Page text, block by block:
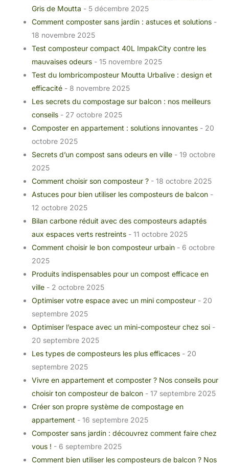
Gris de Moutta - 5 décembre 2025
Comment composter sans jardin : astuces et solutions -
18 novembre 2025
Test composteur compact 40L ImpakCity contre les
mauvaises odeurs - 15 novembre 2025
Test du lombricomposteur Moutta Urbalive : design et
efficacité - 8 novembre 2025
Les secrets du compostage sur balcon : nos meilleurs
conseils - 27 octobre 2025
Composter en appartement : solutions innovantes - 20
octobre 2025
Secrets d’un compost sans odeurs en ville - 19 octobre
2025
Comment choisir son composteur ? - 18 octobre 2025
Astuces pour bien utiliser les composteurs de balcon -
12 octobre 2025
Bilan carbone réduit avec des composteurs adaptés
aux espaces verts restreints - 11 octobre 2025
Comment choisir le bon composteur urbain - 6 octobre
2025
Produits indispensables pour un compost efficace en
ville - 2 octobre 2025
Optimiser votre espace avec un mini composteur - 20
septembre 2025
Optimiser l’espace avec un mini-composteur chez soi -
20 septembre 2025
Les types de composteurs les plus efficaces - 20
septembre 2025
Vivre en appartement et composter ? Nos conseils pour
choisir ton composteur de balcon - 17 septembre 2025
Créer son propre système de compostage en
appartement - 16 septembre 2025
Composter sans jardin : découvrez comment faire chez
vous ! - 6 septembre 2025
Comment bien utiliser les composteurs de balcon ? Nos